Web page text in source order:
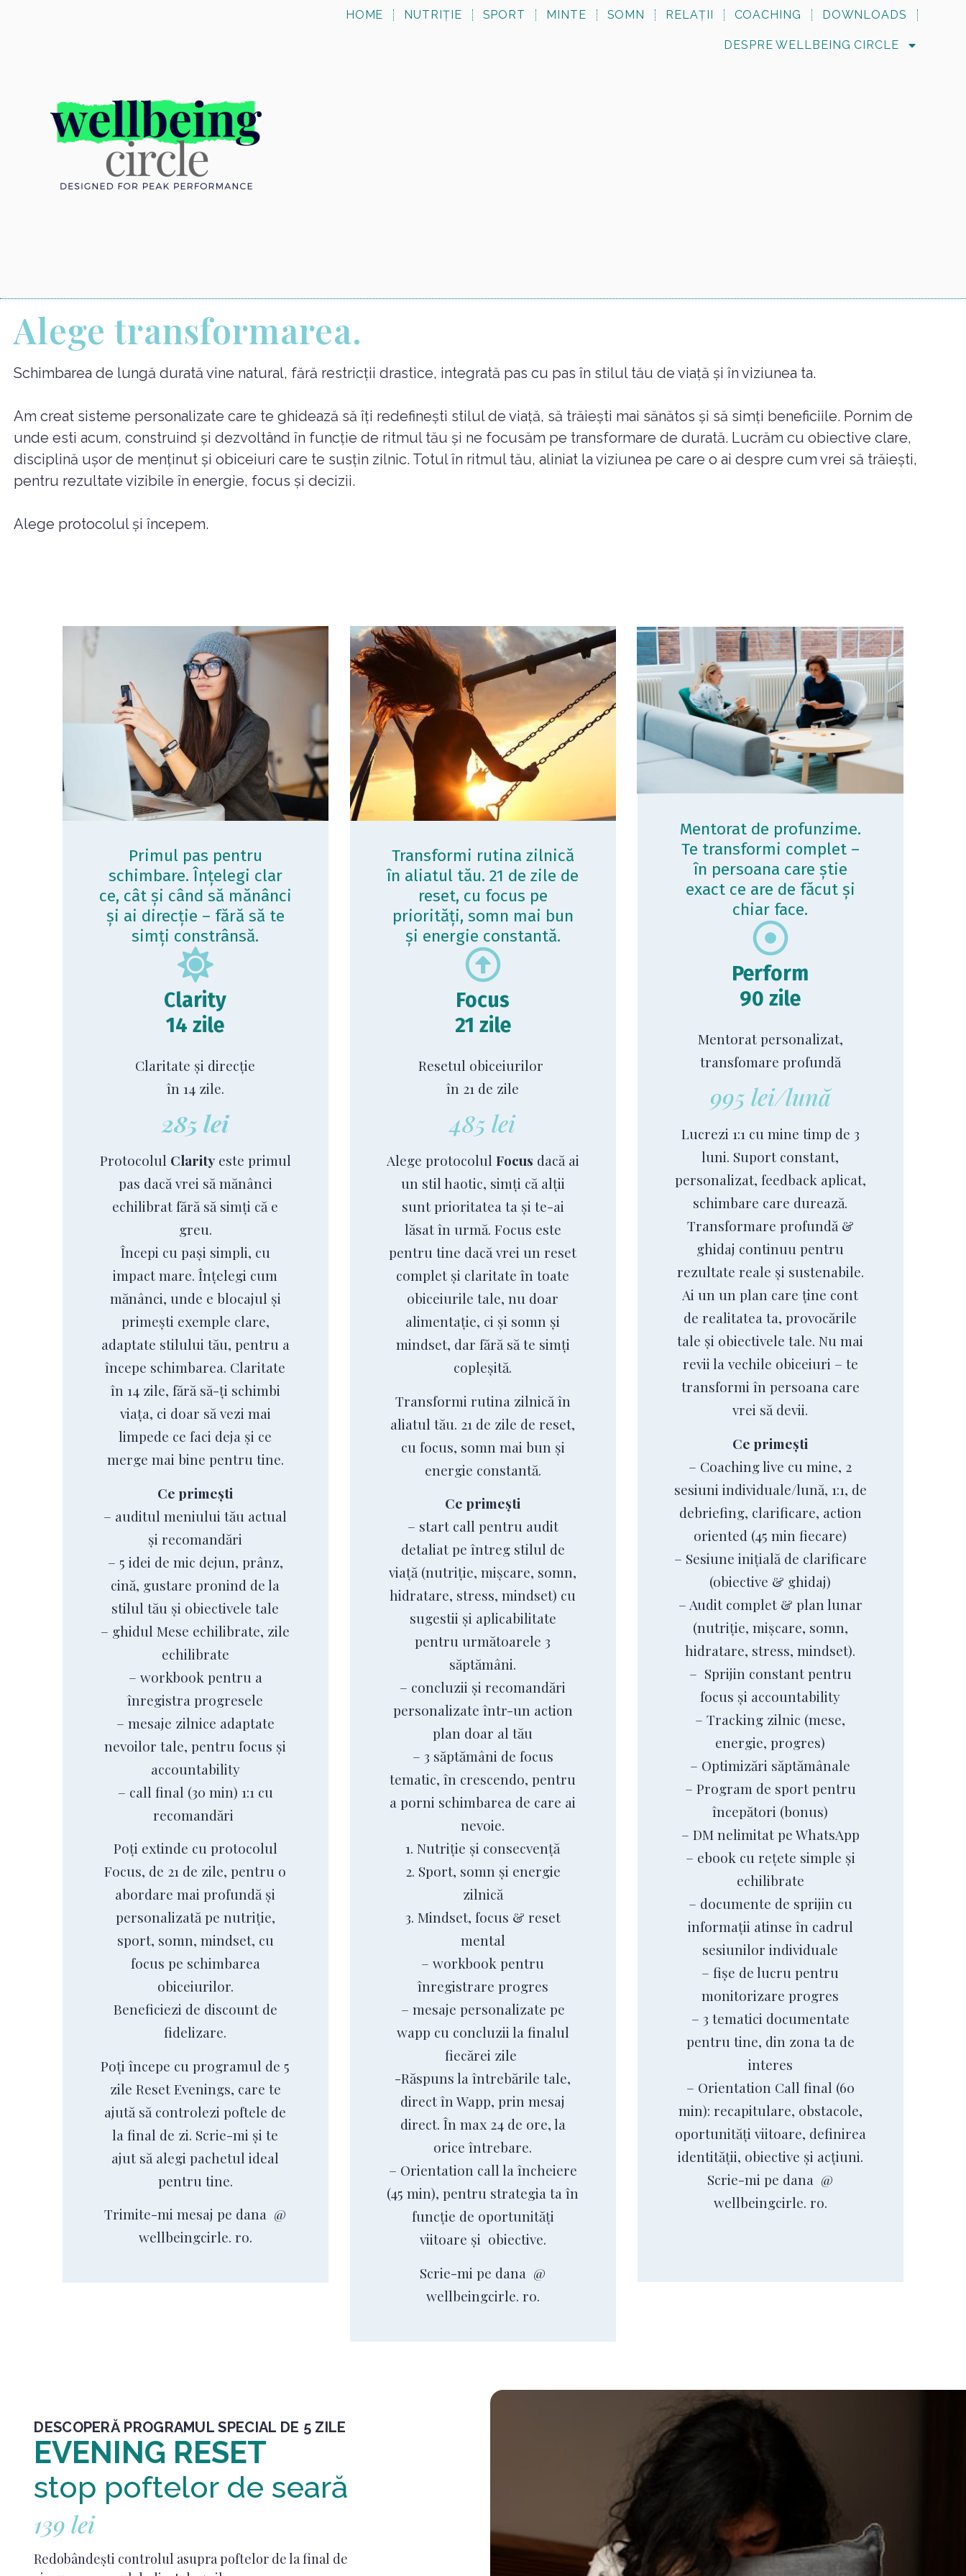
HOME NUTRIȚIE SPORT MINTE SOMN RELAȚII COACHING DOWNLOADS
DESPRE WELLBEING CIRCLE
Alege transformarea.
Schimbarea de lungă durată vine natural, fără restricții drastice, integrată pas cu pas în stilul tău de viață și în viziunea ta.
Am creat sisteme personalizate care te ghidează să îți redefinești stilul de viață, să trăiești mai sănătos și să simți beneficiile. Pornim de
unde esti acum, construind și dezvoltând în funcție de ritmul tău și ne focusăm pe transformare de durată. Lucrăm cu obiective clare,
disciplină ușor de menținut și obiceiuri care te susțin zilnic. Totul în ritmul tău, aliniat la viziunea pe care o ai despre cum vrei să trăiești,
pentru rezultate vizibile în energie, focus și decizii.
Alege protocolul și începem.
Primul pas pentru
schimbare. Înțelegi clar
ce, cât și când să mănânci
și ai direcție – fără să te
simți constrânsă.
Clarity
14 zile
Claritate și direcție
în 14 zile.
285 lei
Protocolul Clarityeste primul
pas dacă vrei să mănânci
echilibrat fără să simți că e
greu.
Începi cu pași simpli, cu
impact mare. Înțelegi cum
mănânci, unde e blocajul și
primești exemple clare,
adaptate stilului tău, pentru a
începe schimbarea. Claritate
în 14 zile, fără să-ți schimbi
viața, ci doar să vezi mai
limpede ce faci deja și ce
merge mai bine pentru tine.
Ce primești
– auditul meniului tău actual
și recomandări
– 5 idei de mic dejun, prânz,
cină, gustare pronind de la
stilul tău și obiectivele tale
– ghidul Mese echilibrate, zile
echilibrate
– workbook pentru a
înregistra progresele
– mesaje zilnice adaptate
nevoilor tale, pentru focus și
accountability
– call final (30 min) 1:1 cu
recomandări
Poți extinde cu protocolul
Focus, de 21 de zile, pentru o
abordare mai profundă și
personalizată pe nutriție,
sport, somn, mindset, cu
focus pe schimbarea
obiceiurilor.
Beneficiezi de discount de
fidelizare.
Poți începe cu programul de 5
zile Reset Evenings, care te
ajută să controlezi poftele de
la final de zi. Scrie-mi și te
ajut să alegi pachetul ideal
pentru tine.
Trimite-mi mesaj pe dana @
wellbeingcirle. ro.
Transformi rutina zilnică
în aliatul tău. 21 de zile de
reset, cu focus pe
priorități, somn mai bun
și energie constantă.
Focus
21 zile
Resetul obiceiurilor
în 21 de zile
485 lei
Alege protocolul Focus dacă ai
un stil haotic, simți că alții
sunt prioritatea ta și te-ai
lăsat în urmă. Focus este
pentru tine dacă vrei un reset
complet și claritate în toate
obiceiurile tale, nu doar
alimentație, ci și somn și
mindset, dar fără să te simți
copleșită.
Transformi rutina zilnică în
aliatul tău. 21 de zile de reset,
cu focus, somn mai bun și
energie constantă.
Ce primești
– start call pentru audit
detaliat pe întreg stilul de
viață (nutriție, mișcare, somn,
hidratare, stress, mindset) cu
sugestii și aplicabilitate
pentru următoarele 3
săptămâni.
– concluzii și recomandări
personalizate într-un action
plan doar al tău
– 3 săptămâni de focus
tematic, în crescendo, pentru
a porni schimbarea de care ai
nevoie.
1. Nutriție și consecvență
2. Sport, somn și energie
zilnică
3. Mindset, focus & reset
mental
– workbook pentru
înregistrare progres
– mesaje personalizate pe
wapp cu concluzii la finalul
fiecărei zile
-Răspuns la întrebările tale,
direct în Wapp, prin mesaj
direct. În max 24 de ore, la
orice întrebare.
– Orientation call la încheiere
(45 min), pentru strategia ta în
funcție de oportunități
viitoare și obiective.
Scrie-mi pe dana @
wellbeingcirle. ro.
Mentorat de profunzime.
Te transformi complet –
în persoana care știe
exact ce are de făcut și
chiar face.
Perform
90 zile
Mentorat personalizat,
transfomare profundă
995 lei/lună
Lucrezi 1:1 cu mine timp de 3
luni. Suport constant,
personalizat, feedback aplicat,
schimbare care durează.
Transformare profundă &
ghidaj continuu pentru
rezultate reale și sustenabile.
Ai un un plan care ține cont
de realitatea ta, provocările
tale și obiectivele tale. Nu mai
revii la vechile obiceiuri – te
transformi în persoana care
vrei să devii.
Ce primești
– Coaching live cu mine, 2
sesiuni individuale/lună, 1:1, de
debriefing, clarificare, action
oriented (45 min fiecare)
– Sesiune inițială de clarificare
(obiective & ghidaj)
– Audit complet & plan lunar
(nutriție, mișcare, somn,
hidratare, stress, mindset).
– Sprijin constant pentru
focus și accountability
– Tracking zilnic (mese,
energie, progres)
– Optimizări săptămânale
– Program de sport pentru
începători (bonus)
– DM nelimitat pe WhatsApp
– ebook cu rețete simple și
echilibrate
– documente de sprijin cu
informații atinse în cadrul
sesiunilor individuale
– fișe de lucru pentru
monitorizare progres
– 3 tematici documentate
pentru tine, din zona ta de
interes
– Orientation Call final (60
min): recapitulare, obstacole,
oportunități viitoare, definirea
identității, obiective și acțiuni.
Scrie-mi pe dana @
wellbeingcirle. ro.
DESCOPERĂ PROGRAMUL SPECIAL DE 5 ZILE
EVENING RESET
stop poftelor de seară
139 lei
Redobândești controlul asupra poftelor de la final de